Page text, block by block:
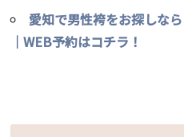
愛知で男性袴をお探しな
｜WEB予約はコチラ！